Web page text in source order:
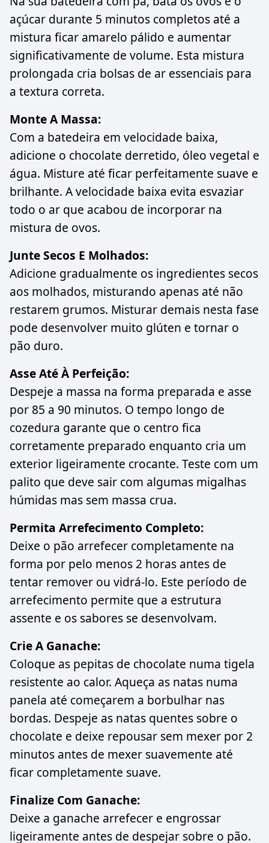
açúcar durante 5 minutos completos até a
mistura ficar amarelo pálido e aumentar
significativamente de volume. Esta mistura
prolongada cria bolsas de ar essenciais para
a textura correta.
Monte A Massa:
Com a batedeira em velocidade baixa,
adicione o chocolate derretido, óleo vegetal e
água. Misture até ficar perfeitamente suave e
brilhante. A velocidade baixa evita esvaziar
todo o ar que acabou de incorporar na
mistura de ovos.
Junte Secos E Molhados:
Adicione gradualmente os ingredientes secos
aos molhados, misturando apenas até não
restarem grumos. Misturar demais nesta fase
pode desenvolver muito glúten e tornar o
pão duro.
Asse Até À Perfeição:
Despeje a massa na forma preparada e asse
por 85 a 90 minutos. O tempo longo de
cozedura garante que o centro fica
corretamente preparado enquanto cria um
exterior ligeiramente crocante. Teste com um
palito que deve sair com algumas migalhas
húmidas mas sem massa crua.
Permita Arrefecimento Completo:
Deixe o pão arrefecer completamente na
forma por pelo menos 2 horas antes de
tentar remover ou vidrá-lo. Este período de
arrefecimento permite que a estrutura
assente e os sabores se desenvolvam.
Crie A Ganache:
Coloque as pepitas de chocolate numa tigela
resistente ao calor. Aqueça as natas numa
panela até começarem a borbulhar nas
bordas. Despeje as natas quentes sobre o
chocolate e deixe repousar sem mexer por 2
minutos antes de mexer suavemente até
ficar completamente suave.
Finalize Com Ganache:
Deixe a ganache arrefecer e engrossar
ligeiramente antes de despejar sobre o pão.